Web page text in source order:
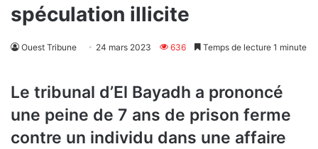
spéculation illicite
Ouest Tribune 24 mars 2023 636 Temps de lecture 1 minute
Le tribunal d’El Bayadh a prononcé
une peine de 7 ans de prison ferme
contre un individu dans une affaire